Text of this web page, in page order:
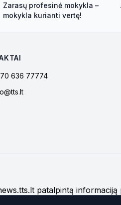
Zarasų profesinė mokykla –
mokykla kurianti vertę!
636 77774
patalpintą